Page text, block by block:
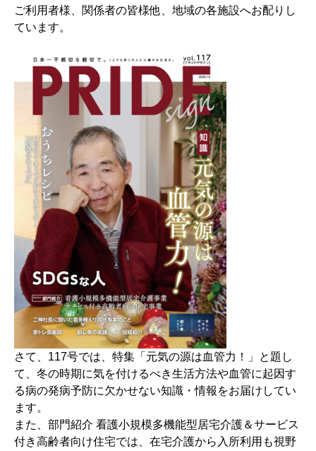
ご利用者様、関係者の皆様他、地域の各施設へお配りし
ています。
さて、117号では、特集「元気の源は血管力！」と題し
て、冬の時期に気を付けるべき生活方法や血管に起因す
る病の発病予防に欠かせない知識・情報をお届けしてい
ます。
また、部門紹介 看護小規模多機能型居宅介護＆サービス
付き高齢者向け住宅では、在宅介護から入所利用も視野